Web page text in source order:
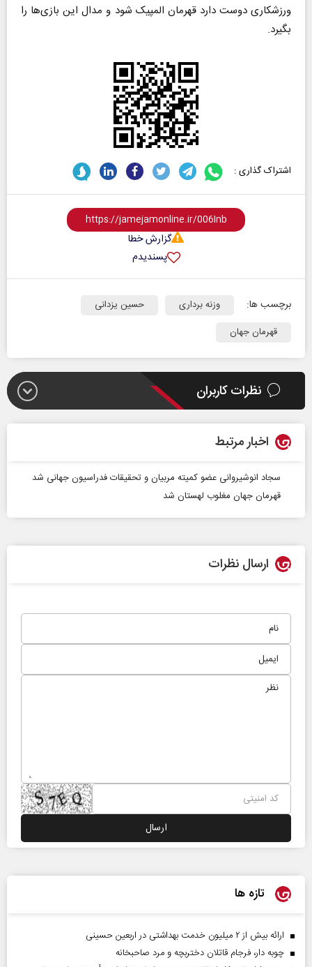
ورزشکاری دوست دارد قهرمان المپیک شود و مدال این بازی‌ها را
بگیرد.
اشتراک گذاری :
گزارش خطا
پسندیدم
برچسب ها: وزنه برداری
حسین یزدانی
قهرمان جهان
نظرات کاربران
اخبار مرتبط
سجاد انوشیروانی عضو کمیته مربیان و تحقیقات فدراسیون جهانی شد
قهرمان جهان مغلوب لهستان شد
ارسال نظرات
تازه ها
ارائه بیش از ۲ میلیون خدمت بهداشتی در اربعین حسینی
چوبه دار، فرجام قاتلان دختربچه و مرد صاحبخانه